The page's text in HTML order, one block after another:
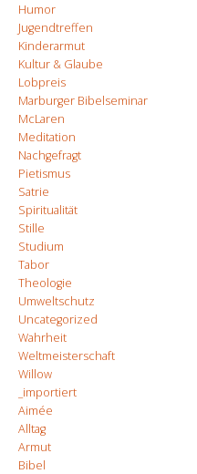
Humor
Jugendtreffen
Kinderarmut
Kultur & Glaube
Lobpreis
Marburger Bibelseminar
McLaren
Meditation
Nachgefragt
Pietismus
Satrie
Spiritualität
Stille
Studium
Tabor
Theologie
Umweltschutz
Uncategorized
Wahrheit
Weltmeisterschaft
Willow
_importiert
Aimée
Alltag
Armut
Bibel